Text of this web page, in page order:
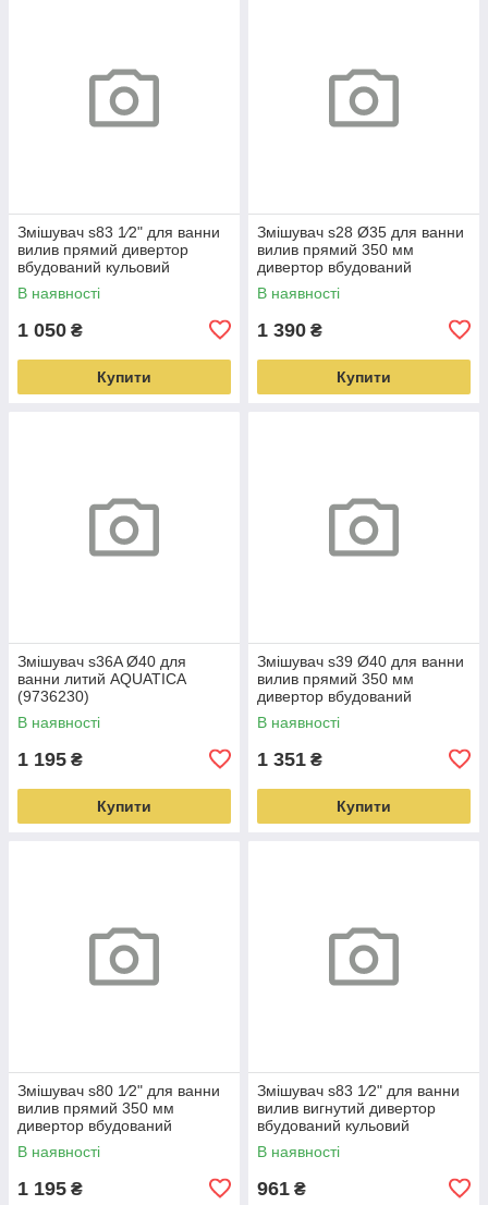
Змішувач s83 1⁄2" для ванни
вилив прямий дивертор
вбудований кульовий
AQUATICA (9783210)
В наявності
1 050 ₴
Купити
Змішувач s28 Ø35 для ванни
вилив прямий 350 мм
дивертор вбудований
картриджний AQUATICA
(9728220)
В наявності
1 390 ₴
Купити
Змішувач s36A Ø40 для
ванни литий AQUATICA
(9736230)
В наявності
1 195 ₴
Купити
Змішувач s39 Ø40 для ванни
вилив прямий 350 мм
дивертор вбудований
картриджний AQUATICA
(9739220)
В наявності
1 351 ₴
Купити
Змішувач s80 1⁄2" для ванни
вилив прямий 350 мм
дивертор вбудований
кульовий AQUATICA
(9780230)
В наявності
1 195 ₴
Змішувач s83 1⁄2" для ванни
вилив вигнутий дивертор
вбудований кульовий
AQUATICA (9783220)
В наявності
961 ₴